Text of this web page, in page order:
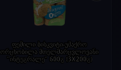
ფემილი ბისკვიტი-უშაქრო
ორცხობილა მთელმარცვლოვანი
"ინტეგრალე" 600გ (3X200გ)